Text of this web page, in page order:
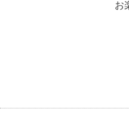
お